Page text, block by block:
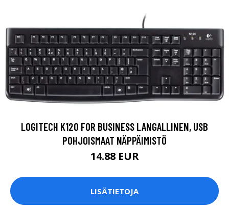
LOGITECH K120 FOR BUSINESS LANGALLINEN, USB
POHJOISMAAT NÄPPÄIMISTÖ
14.88 EUR
LISÄTIETOJA